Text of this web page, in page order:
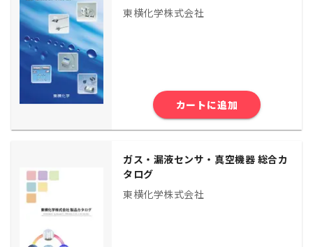
東横化学株式会社
カートに追加
ガス・漏液センサ・真空機器 総合カ
タログ
東横化学株式会社